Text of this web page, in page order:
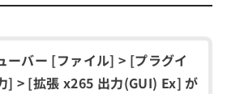
ーバー [ファイル] > [プラグイ
] > [拡張 x265 出力(GUI) Ex] が